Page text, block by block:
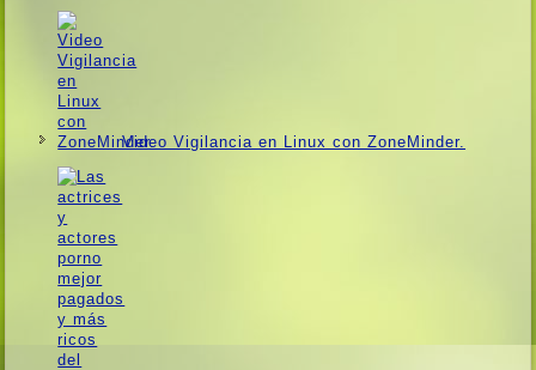
Video Vigilancia en Linux con ZoneMinder.